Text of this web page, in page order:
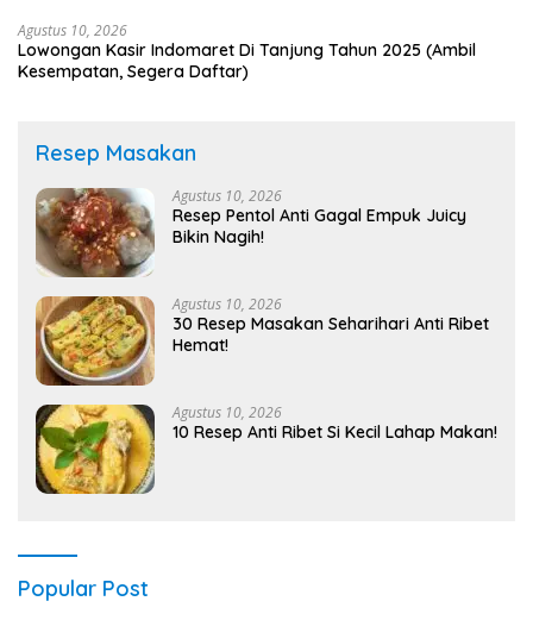
Agustus 10, 2026
Lowongan Kasir Indomaret Di Tanjung Tahun 2025 (Ambil
Kesempatan, Segera Daftar)
Resep Masakan
Agustus 10, 2026
Resep Pentol Anti Gagal Empuk Juicy
Bikin Nagih!
Agustus 10, 2026
30 Resep Masakan Seharihari Anti Ribet
Hemat!
Agustus 10, 2026
10 Resep Anti Ribet Si Kecil Lahap Makan!
Popular Post